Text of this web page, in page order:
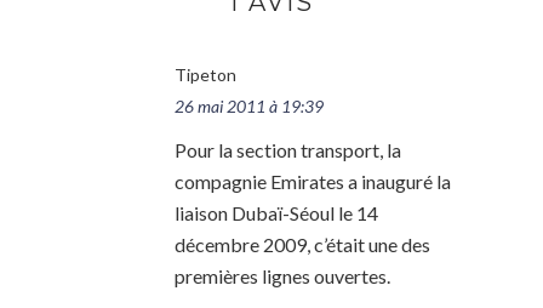
Tipeton
26 mai 2011 à 19:39
Pour la section transport, la
compagnie Emirates a inauguré la
liaison Dubaï-Séoul le 14
décembre 2009, c’était une des
premières lignes ouvertes.